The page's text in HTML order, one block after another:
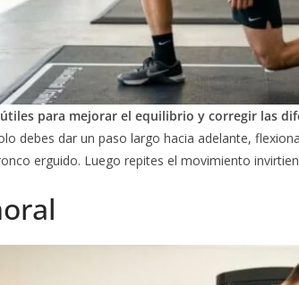
para mejorar el equilibrio y corregir las
debes dar un paso largo hacia adelante,
erguido. Luego repites el movimiento